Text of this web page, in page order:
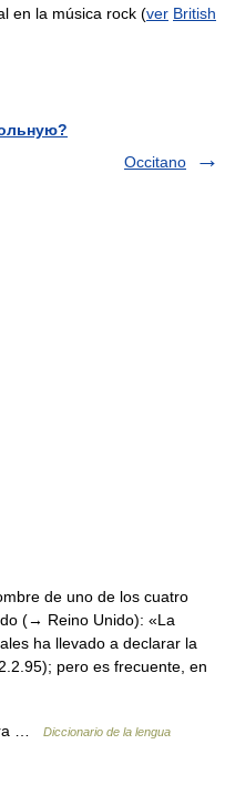
en la música rock (ver British
Occitano
de uno de los cuatro
(→ Reino Unido): «La
ha llevado a declarar la
pero es frecuente, en
…
Diccionario de la lengua